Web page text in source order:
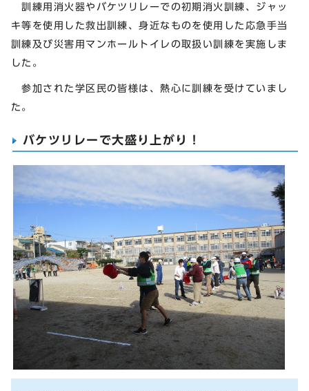
訓練用消火器やバケツリレーでの初期消火訓練、ジャッ
キ等を使用した救出訓練、身近なものを使用した応急手当
訓練及び災害用マンホールトイレの取扱い訓練を実施しま
した。
参加された学区民の皆様は、熱心に訓練を受けていまし
た。
バケツリレーで大盛り上がり！